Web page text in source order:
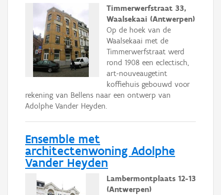
Timmerwerfstraat 33,
Waalsekaai (Antwerpen)
Op de hoek van de
Waalsekaai met de
Timmerwerfstraat werd
rond 1908 een eclectisch,
art-nouveaugetint
koffiehuis gebouwd voor
rekening van Bellens naar een ontwerp van
Adolphe Vander Heyden.
Ensemble met
architectenwoning Adolphe
Vander Heyden
Lambermontplaats 12-13
(Antwerpen)